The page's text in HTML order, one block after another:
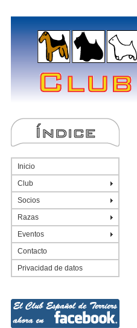
Inicio
Club
Socios
Razas
Eventos
Contacto
Privacidad de datos